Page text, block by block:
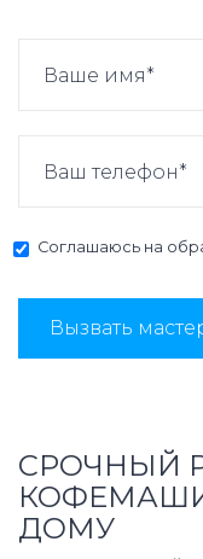
Соглашаюсь на
Вызвать
СРОЧНЫЙ
ДОМУ